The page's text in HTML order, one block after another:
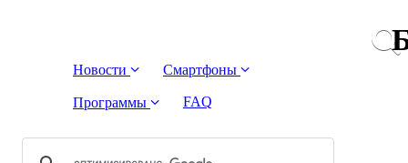
Новости Смартфоны
Программы FAQ